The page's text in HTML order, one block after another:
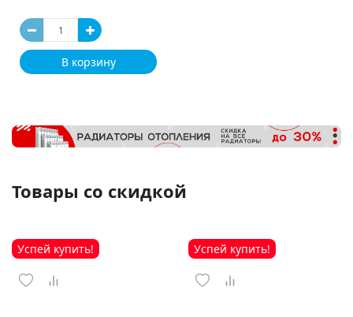
В корзину
Товары со скидкой
Успей купить! Успей купить!